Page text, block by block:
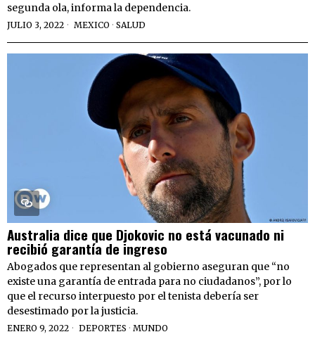
segunda ola, informa la dependencia.
JULIO 3, 2022 MEXICO · SALUD
Australia dice que Djokovic no está vacunado ni
recibió garantía de ingreso
Abogados que representan al gobierno aseguran que “no
existe una garantía de entrada para no ciudadanos”, por lo
que el recurso interpuesto por el tenista debería ser
desestimado por la justicia.
ENERO 9, 2022 DEPORTES · MUNDO